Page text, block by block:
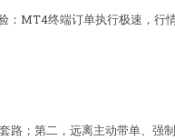
MT4终端订单执行极速，行
；第二，远离主动带单、强